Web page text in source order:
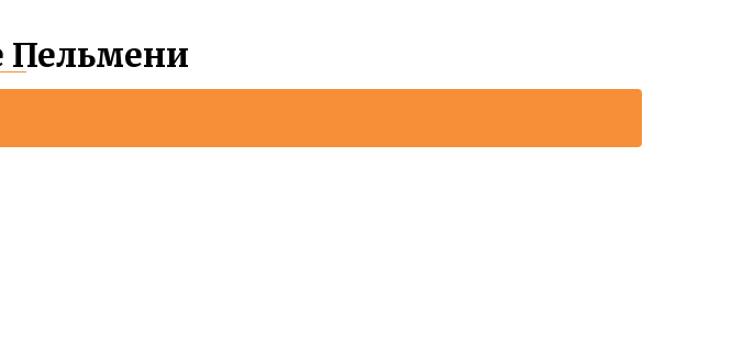
Пельмени